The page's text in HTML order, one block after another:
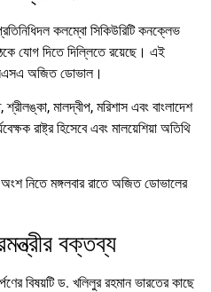
কলম্বো সিকিউরিটি কনক্লেভ
যোগ দিতে দিল্লিতে রয়েছে। এই
অজিত ডোভাল।
শ্রীলঙ্কা, মালদ্বীপ, মরিশাস এবং বাংলাদেশ
রাষ্ট্র হিসেবে এবং মালয়েশিয়া অতিথি
নিতে মঙ্গলবার রাতে অজিত ডোভালের
বক্তব্য
বিষয়টি ড. খলিলুর রহমান ভারতের কাছে